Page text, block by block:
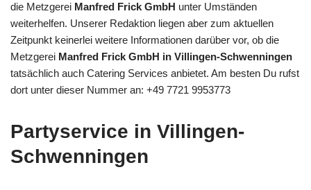
die Metzgerei Manfred Frick GmbH unter Umständen
weiterhelfen. Unserer Redaktion liegen aber zum aktuellen
Zeitpunkt keinerlei weitere Informationen darüber vor, ob die
Metzgerei Manfred Frick GmbH in Villingen-Schwenningen
tatsächlich auch Catering Services anbietet. Am besten Du rufst
dort unter dieser Nummer an: +49 7721 9953773
Partyservice in Villingen-
Schwenningen